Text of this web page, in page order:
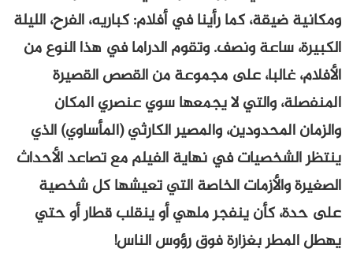
ومكانية ضيقة، كما رأينا في أفلام: كباريه، الفرح، الليلة
الكبيرة، ساعة ونصف. وتقوم الدراما في هذا النوع من
الأفلام، غالبا، على مجموعة من القصص القصيرة
المنفصلة، والتي لا يجمعها سوي عنصري المكان
والزمان المحدودين، والمصير الكارثي (المأساوي) الذي
ينتظر الشخصيات في نهاية الفيلم مع تصاعد الأحداث
الصغيرة والأزمات الخاصة التي تعيشها كل شخصية
على حدة، كأن ينفجر ملهي أو ينقلب قطار أو حتي
يهطل المطر بغزارة فوق رؤوس الناس!